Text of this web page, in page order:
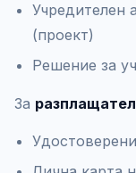
Учредителен
(проект)
Решение за
За